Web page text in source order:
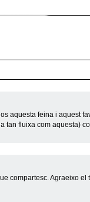
aquesta feina i aquest
tan fluixa com aquesta)
compartesc. Agraeixo el